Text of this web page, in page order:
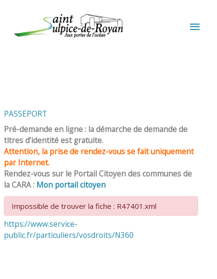
PASSEPORT
Pré-demande en ligne : la démarche de demande de
titres d’identité est gratuite.
Attention, la prise de rendez-vous se fait uniquement
par Internet.
Rendez-vous sur le Portail Citoyen des communes de
la CARA : Mon portail citoyen
Impossible de trouver la fiche : R47401.xml
https://www.service-
public.fr/particuliers/vosdroits/N360